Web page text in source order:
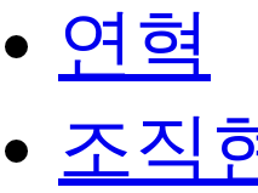
연혁
조직